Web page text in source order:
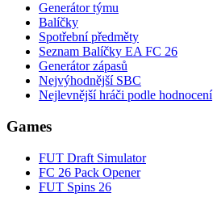
Generátor týmu
Balíčky
Spotřební předměty
Seznam Balíčky EA FC 26
Generátor zápasů
Nejvýhodnější SBC
Nejlevnější hráči podle hodnocení
Games
FUT Draft Simulator
FC 26 Pack Opener
FUT Spins 26